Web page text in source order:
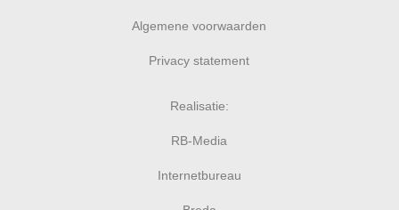
Algemene voorwaarden
Privacy statement
Realisatie:
RB-Media
Internetbureau